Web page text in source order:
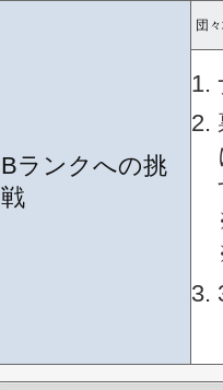
Bランクへの挑
戦
団